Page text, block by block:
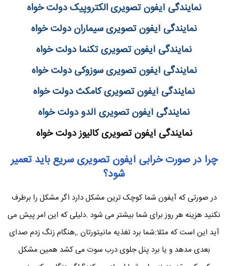
نمایندگی آیفون تصویری الکتروپیک دولت خواه
نمایندگی آیفون تصویری سیماران دولت خواه
نمایندگی آیفون تصویری تکنما دولت خواه
نمایندگی آیفون تصویری سوزوکی دولت خواه
نمایندگی آیفون تصویری کامکث دولت خواه
نمایندگی آیفون تصویری آلدو دولت خواه
نمایندگی آیفون تصویری کالیوز دولت خواه
چرا در صورت خرابی آیفون تصویری سریع باید تعمیر
شود؟
در صورتی که آیفون شما کوچک ترین مشکل دارد اگر مشکل را برطرف
نکنید هزینه هر روز برای شما بیشتر می شود .دلیلی که این امر پیش می
آید این است که مثلا:شما برد تغذیه مانیتورتان .,هنگام زنگ زدم صدای
بعدی مدهد و یا برد پنل جلوی درب سوت می کشد همین مشکل